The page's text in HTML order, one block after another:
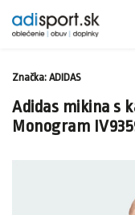
Adidas mikina s
Monogram
Značka: ADIDAS